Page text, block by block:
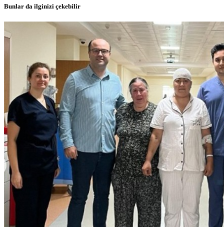
Bunlar da ilginizi çekebilir